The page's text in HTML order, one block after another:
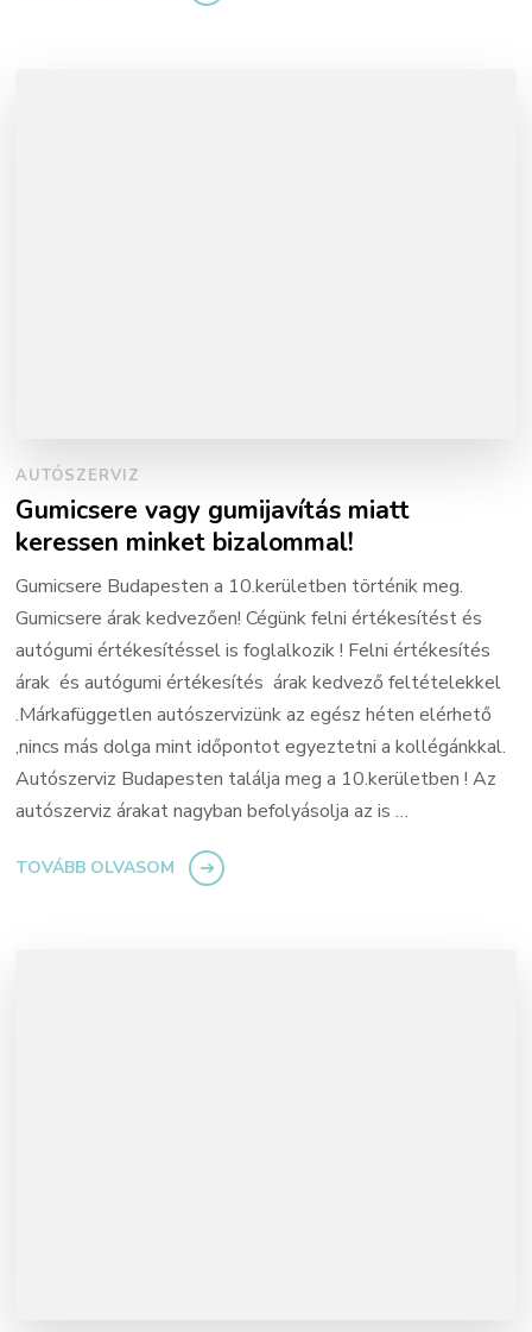
AUTÓSZERVIZ
Gumicsere vagy gumijavítás miatt
keressen minket bizalommal!
Gumicsere Budapesten a 10.kerületben történik meg.
Gumicsere árak kedvezően! Cégünk felni értékesítést és
autógumi értékesítéssel is foglalkozik ! Felni értékesítés
árak és autógumi értékesítés árak kedvező feltételekkel
.Márkafüggetlen autószervizünk az egész héten elérhető
,nincs más dolga mint időpontot egyeztetni a kollégánkkal.
Autószerviz Budapesten találja meg a 10.kerületben ! Az
autószerviz árakat nagyban befolyásolja az is …
TOVÁBB OLVASOM